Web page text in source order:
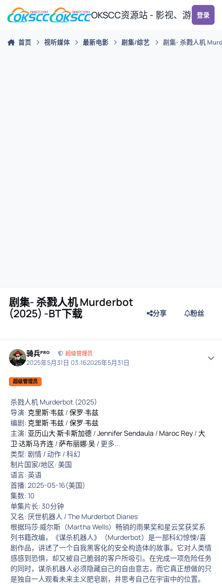
跳转到帖子
OKSCC资源站 - 影视、游戏、
登录
首页 视听媒体 最新电影 剧集/综艺 剧集- 杀戮人机
剧集- 杀戮人机 Murderbot
(2025) -BT下载
分享 粉丝
骑兵ᴾᴿᴼ 超级管理员
2025年5月31日 03:162025年5月31日
超级管理员
杀戮人机 Murderbot (2025)
导演: 克里斯·韦兹 /保罗·韦兹
编剧: 克里斯·韦兹 /保罗·韦兹
主演: 亚历山大·斯卡斯加德 /Jennifer Sendaula / Maroc Rey /大
卫·达斯马齐连 /萨布丽娜·吴 / 更多...
类型: 剧情 / 动作 / 科幻
制片国家/地区: 美国
语言: 英语
首播: 2025-05-16(美国)
集数: 10
单集片长: 30分钟
又名: 厌世机器人 / The Murderbot Diaries
根据玛莎·威尔斯（Martha Wells）畅销的雨果奖和星云奖获奖系
列书籍改编，《谋杀机器人》（Murderbot）是一部科幻惊悚/喜
剧作品，讲述了一个自我黑客化的安全构造体的故事。它对人类情
感感到恐惧，却又被自己脆弱的客户所吸引。在完成一项危险任务
的同时，谋杀机器人必须隐藏自己的自由意志，而它真正想做的只
是独自一人观看未来主义肥皂剧，并思考自己在宇宙中的位置。